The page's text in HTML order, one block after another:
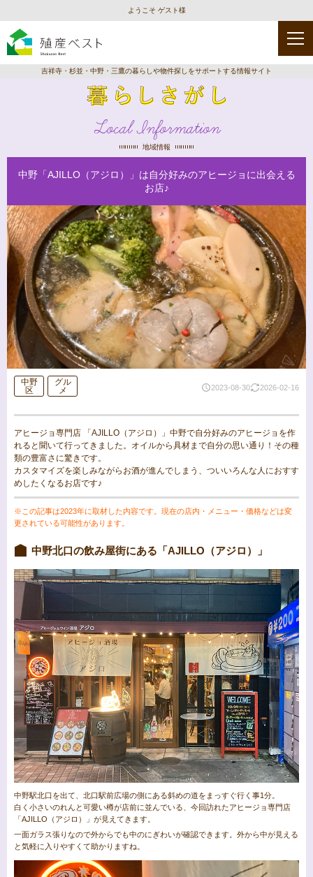
ようこそ ゲスト様
吉祥寺・杉並・中野・三鷹の暮らしや物件探しをサポートする情報サイト
Local Information
地域情報
中野「AJILLO（アジロ）」は自分好みのアヒージョに出会える
お店♪
中野
区
グル
メ
2023-08-30 2026-02-16
アヒージョ専門店 「AJILLO（アジロ）」中野で自分好みのアヒージョを作
れると聞いて行ってきました。オイルから具材まで自分の思い通り！その種
類の豊富さに驚きです。
カスタマイズを楽しみながらお酒が進んでしまう、ついいろんな人におすす
めしたくなるお店です♪
※この記事は2023年に取材した内容です。現在の店内・メニュー・価格などは変
更されている可能性があります。
中野北口の飲み屋街にある「AJILLO（アジロ）」
中野駅北口を出て、北口駅前広場の側にある斜めの道をまっすぐ行く事1分。
白く小さいのれんと可愛い樽が店前に並んでいる、今回訪れたアヒージョ専門店
「AJILLO（アジロ）」が見えてきます。
一面ガラス張りなので外からでも中のにぎわいが確認できます。外から中が見える
と気軽に入りやすくて助かりますね。